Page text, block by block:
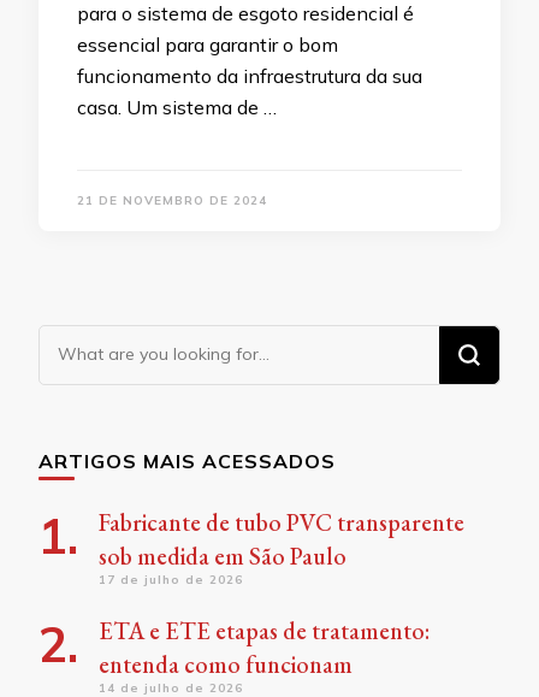
para o sistema de esgoto residencial é
essencial para garantir o bom
funcionamento da infraestrutura da sua
casa. Um sistema de …
21 DE NOVEMBRO DE 2024
Looking
for
ARTIGOS MAIS ACESSADOS
Fabricante de tubo PVC transparente
sob medida em São Paulo
17 de julho de 2026
ETA e ETE etapas de tratamento:
entenda como funcionam
14 de julho de 2026